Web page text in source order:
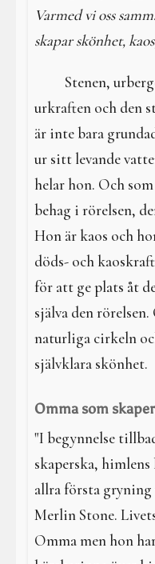
Varmed vi oss
skapar skönhet,
Stenen,
urkraften och den
är inte bara
ur sitt levande
helar hon. Och
behag i rörelsen,
Hon är kaos och
döds- och
för att ge plats åt
själva den
naturliga cirkeln
självklara skönhet.
Omma som
"I begynnelse
skaperska,
allra första gryning
Merlin Stone.
Omma men hon